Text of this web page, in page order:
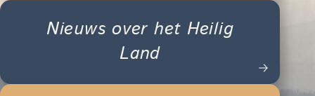
Nieuws over het Heilig
Land